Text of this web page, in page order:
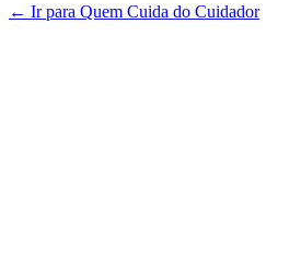
← Ir para Quem Cuida do Cuidador